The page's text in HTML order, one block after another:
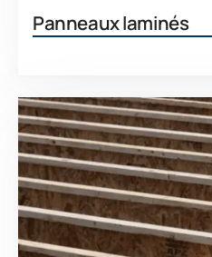
Panneaux laminés